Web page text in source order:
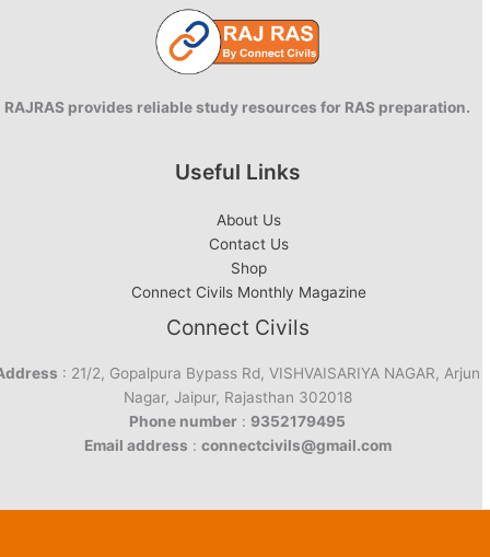
RAJRAS provides reliable study resources for RAS preparation.
Useful Links
About Us
Contact Us
Shop
Connect Civils Monthly Magazine
Connect Civils
: 21/2, Gopalpura Bypass Rd, VISHVAISARIYA NAGAR, Arjun
Nagar, Jaipur, Rajasthan 302018
Phone number : 9352179495
Email address : connectcivils@gmail.com